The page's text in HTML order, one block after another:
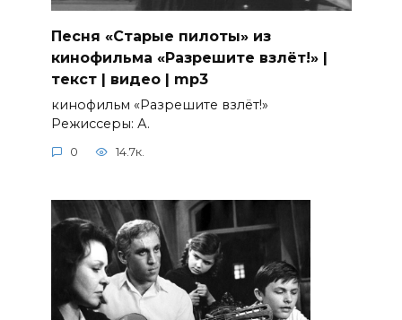
Песня «Старые пилоты» из
кинофильма «Разрешите взлёт!» |
текст | видео | mp3
кинофильм «Разрешите взлёт!»
Режиссеры: А.
0 14.7к.